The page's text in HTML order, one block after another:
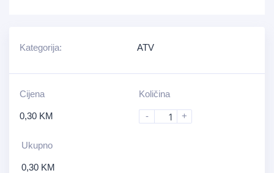
Kategorija: ATV
Cijena
0,30 KM
Količina
- +
Ukupno
0,30 KM